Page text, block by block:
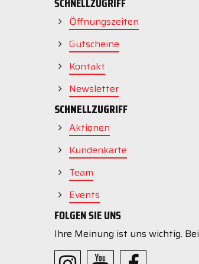
Öffnungszeiten
Gutscheine
Kontakt
Newsletter
SCHNELLZUGRIFF
Aktionen
Kundenkarte
Team
Events
FOLGEN SIE UNS
Ihre Meinung ist uns wichtig. Bei